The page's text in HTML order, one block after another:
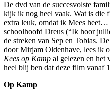
De dvd van de succesvolste
kijk ik nog heel vaak. Wat is die
extra leuk, omdat ik Mees
schoolhoofd Dreus (“Ik hoor
de streken van Sep en Tobias.
door Mirjam Oldenhave, lees ik
Kees op Kamp al gelezen en het
heel blij ben dat deze film vanaf
Op Kamp